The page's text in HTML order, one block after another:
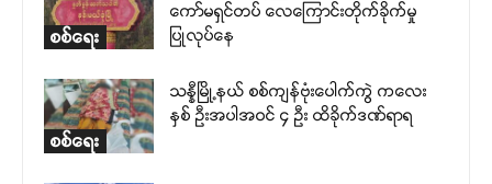
စစ်ရေး
ကော်မရှင်တပ် လေကြောင်းတိုက်ခိုက်မှု
ပြုလုပ်နေ
စစ်ရေး
သန္နီမြို့နယ် စစ်ကျန်ဗုံးပေါက်ကွဲ ကလေး
နှစ် ဦးအပါအဝင် ၄ ဦး ထိခိုက်ဒဏ်ရာရ